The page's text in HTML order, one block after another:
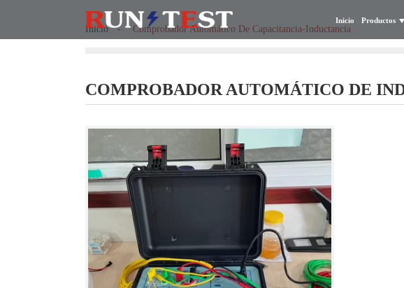
Inicio Productos
Inicio
Comprobador Automático De Capacitancia-Inductancia
COMPROBADOR AUTOMÁTICO DE